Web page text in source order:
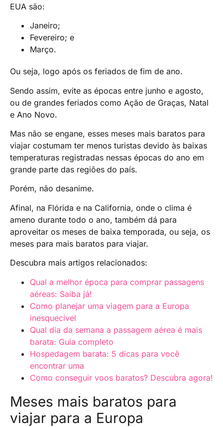
EUA são:
Janeiro;
Fevereiro; e
Março.
Ou seja, logo após os feriados de fim de ano.
Sendo assim, evite as épocas entre junho e agosto,
ou de grandes feriados como Ação de Graças, Natal
e Ano Novo.
Mas não se engane, esses meses mais baratos para
viajar costumam ter menos turistas devido às baixas
temperaturas registradas nessas épocas do ano em
grande parte das regiões do país.
Porém, não desanime.
Afinal, na Flórida e na California, onde o clima é
ameno durante todo o ano, também dá para
aproveitar os meses de baixa temporada, ou seja, os
meses para mais baratos para viajar.
Descubra mais artigos relacionados:
Qual a melhor época para comprar passagens
aéreas: Saiba já!
Como planejar uma viagem para a Europa
inesquecível
Qual dia da semana a passagem aérea é mais
barata: Guia completo
Hospedagem barata: 5 dicas para você
encontrar uma
Como conseguir voos baratos? Descubra agora!
Meses mais baratos para
viajar para a Europa